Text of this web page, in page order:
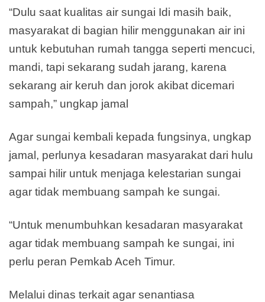
“Dulu saat kualitas air sungai Idi masih baik,
masyarakat di bagian hilir menggunakan air ini
untuk kebutuhan rumah tangga seperti mencuci,
mandi, tapi sekarang sudah jarang, karena
sekarang air keruh dan jorok akibat dicemari
sampah,” ungkap jamal
Agar sungai kembali kepada fungsinya, ungkap
jamal, perlunya kesadaran masyarakat dari hulu
sampai hilir untuk menjaga kelestarian sungai
agar tidak membuang sampah ke sungai.
“Untuk menumbuhkan kesadaran masyarakat
agar tidak membuang sampah ke sungai, ini
perlu peran Pemkab Aceh Timur.
Melalui dinas terkait agar senantiasa